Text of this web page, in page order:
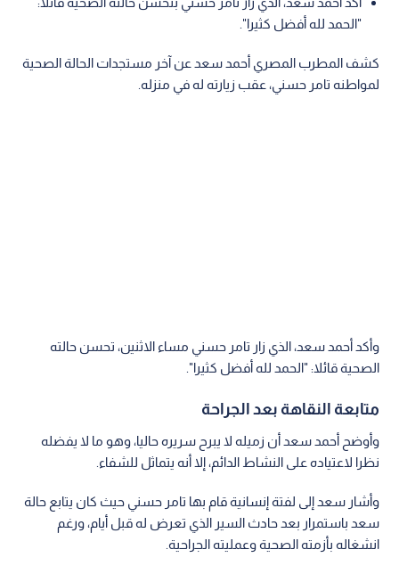
"الحمد لله أفضل كثيرا".
كشف المطرب المصري أحمد سعد عن آخر مستجدات الحالة الصحية
لمواطنه تامر حسني، عقب زيارته له في منزله.
وأكد أحمد سعد، الذي زار تامر حسني مساء الاثنين، تحسن حالته
الصحية قائلا: "الحمد لله أفضل كثيرا".
متابعة النقاهة بعد الجراحة
وأوضح أحمد سعد أن زميله لا يبرح سريره حاليا، وهو ما لا يفضله
نظرا لاعتياده على النشاط الدائم، إلا أنه يتماثل للشفاء.
وأشار سعد إلى لفتة إنسانية قام بها تامر حسني حيث كان يتابع حالة
سعد باستمرار بعد حادث السير الذي تعرض له قبل أيام، ورغم
انشغاله بأزمته الصحية وعمليته الجراحية.